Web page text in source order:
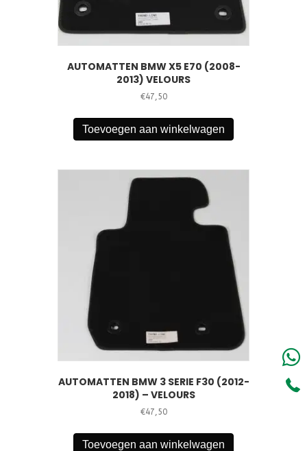
AUTOMATTEN BMW X5 E70 (2008-
2013) VELOURS
€47,50
Toevoegen aan winkelwagen
AUTOMATTEN BMW 3 SERIE F30 (2012-
2018) – VELOURS
€47,50
Toevoegen aan winkelwagen